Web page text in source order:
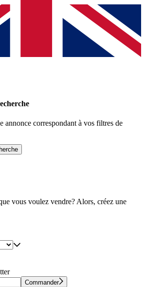
annonce correspondant à vos filtres de
vous voulez vendre? Alors, créez une
Commander